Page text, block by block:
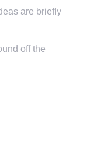
are briefly
off the